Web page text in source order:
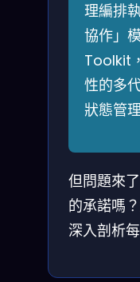
理編排
協作」
Toolkit
性的多
狀態管
但問題來
的承諾嗎
深入剖析